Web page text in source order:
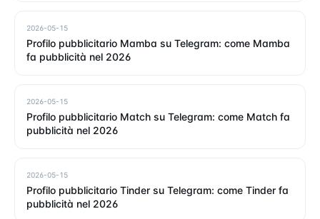
2026-05-15
Profilo pubblicitario Mamba su Telegram: come Mamba
fa pubblicità nel 2026
2026-05-15
Profilo pubblicitario Match su Telegram: come Match fa
pubblicità nel 2026
2026-05-15
Profilo pubblicitario Tinder su Telegram: come Tinder fa
pubblicità nel 2026